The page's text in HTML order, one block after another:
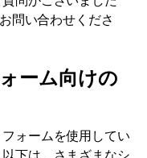
問い合わせくださ
ーム向けの
ォームを使用してい